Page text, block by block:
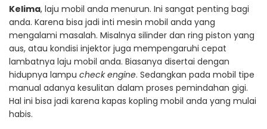
Kelima, laju mobil anda menurun. Ini sangat penting bagi
anda. Karena bisa jadi inti mesin mobil anda yang
mengalami masalah. Misalnya silinder dan ring piston yang
aus, atau kondisi injektor juga mempengaruhi cepat
lambatnya laju mobil anda. Biasanya disertai dengan
hidupnya lampu check engine. Sedangkan pada mobil tipe
manual adanya kesulitan dalam proses pemindahan gigi.
Hal ini bisa jadi karena kapas kopling mobil anda yang mulai
habis.